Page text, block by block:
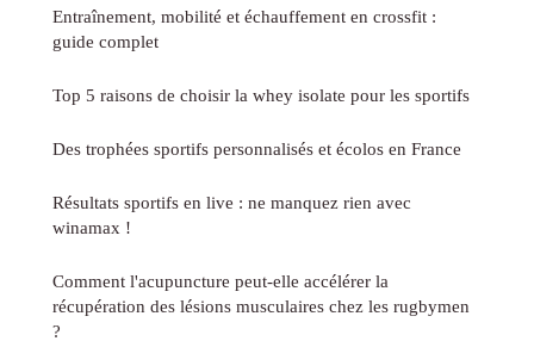
Entraînement, mobilité et échauffement en crossfit :
guide complet
Top 5 raisons de choisir la whey isolate pour les sportifs
Des trophées sportifs personnalisés et écolos en France
Résultats sportifs en live : ne manquez rien avec
winamax !
Comment l'acupuncture peut-elle accélérer la
récupération des lésions musculaires chez les rugbymen
?